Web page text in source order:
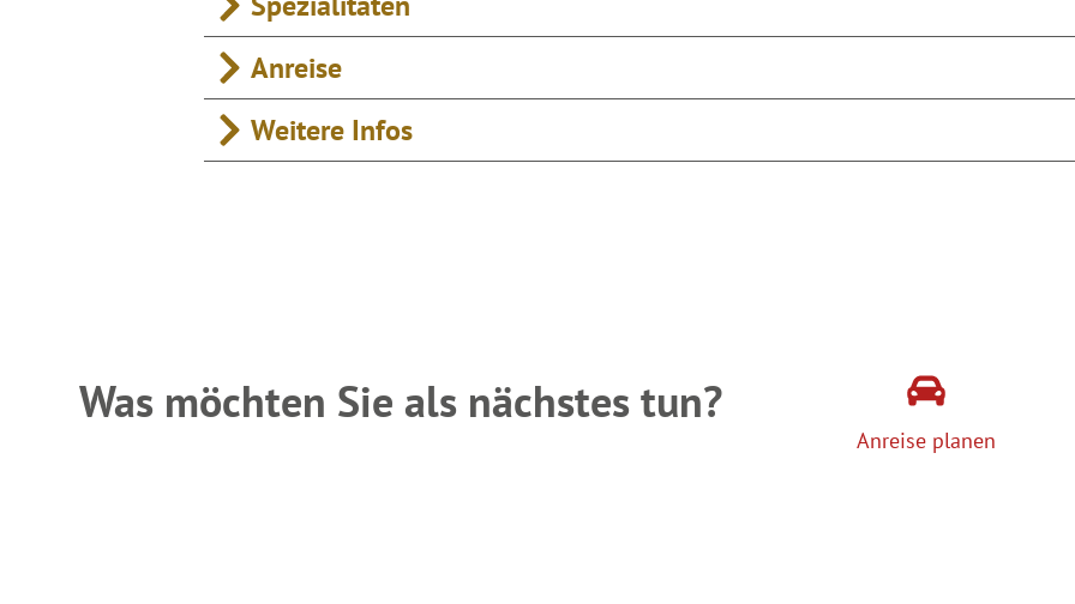
Anreise
Weitere Infos
Was möchten Sie als nächstes tun?
Anreise planen